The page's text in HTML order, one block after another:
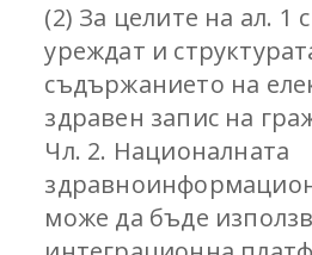
(2) За целите на ал. 1
уреждат и
съдържанието на
здравен запис на
Чл. 2. Националната
може да бъде